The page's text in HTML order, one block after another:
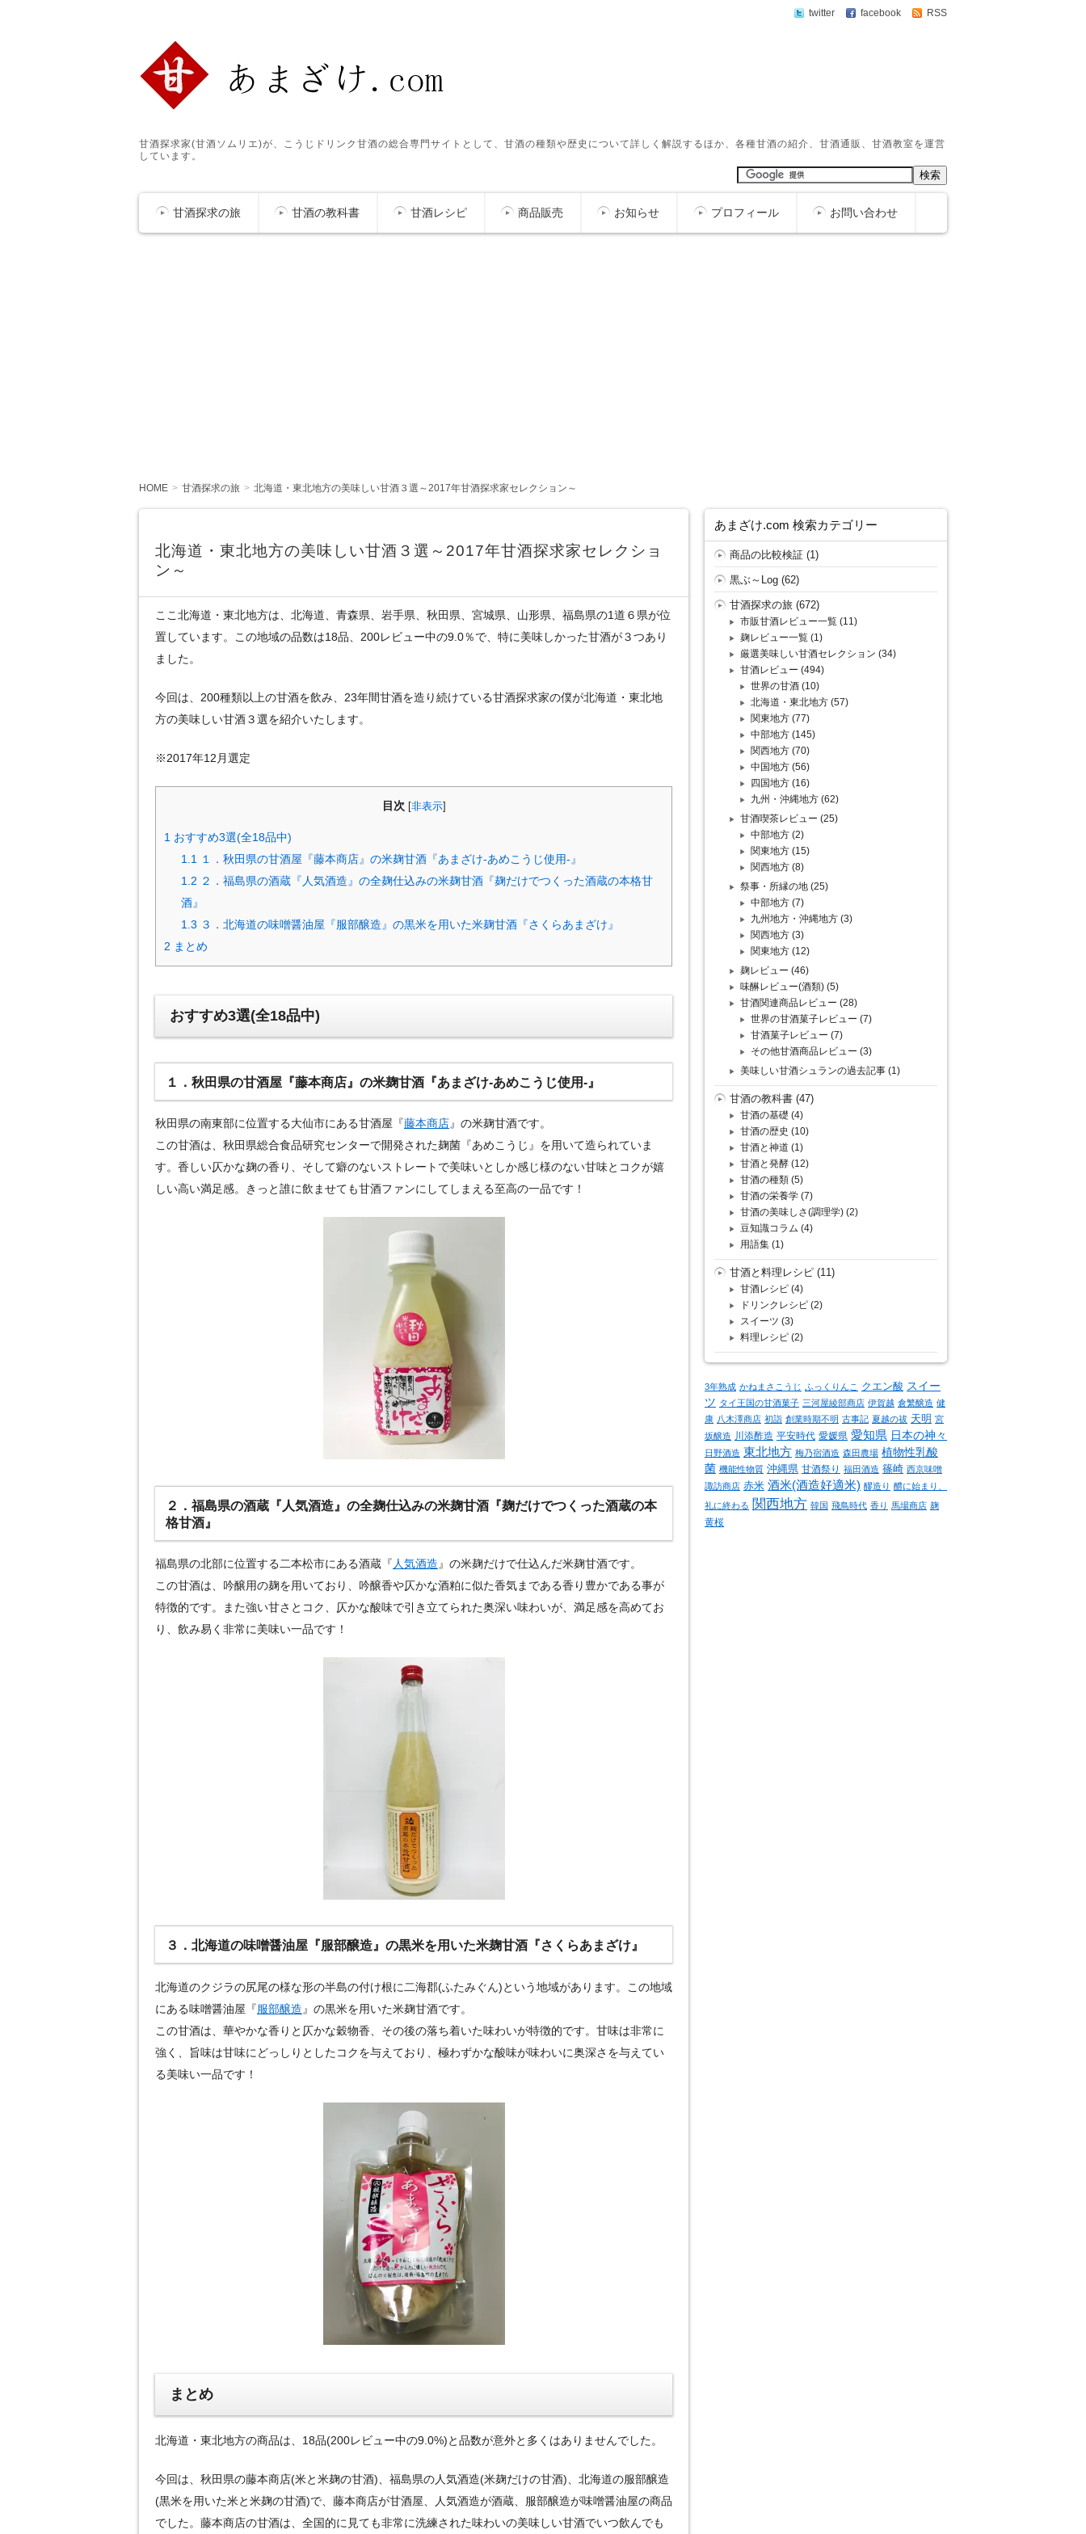
twitter facebook RSS
甘酒探求家(甘酒ソムリエ)が、こうじドリンク甘酒の総合専門サイトとして、甘酒の種類や歴史について詳しく解説するほか、各種甘酒の紹介、甘酒通販、甘酒教室を運営
しています。
甘酒探求の旅 甘酒の教科書 甘酒レシピ 商品販売 お知らせ プロフィール お問い合わせ
HOME 甘酒探求の旅 北海道・東北地方の美味しい甘酒３選～2017年甘酒探求家セレクション～
北海道・東北地方の美味しい甘酒３選～2017年甘酒探求家セレクショ
ン～
ここ北海道・東北地方は、北海道、青森県、岩手県、秋田県、宮城県、山形県、福島県の1道６県が位
置しています。この地域の品数は18品、200レビュー中の9.0％で、特に美味しかった甘酒が３つあり
ました。
今回は、200種類以上の甘酒を飲み、23年間甘酒を造り続けている甘酒探求家の僕が北海道・東北地
方の美味しい甘酒３選を紹介いたします。
※2017年12月選定
目次 [非表示]
1 おすすめ3選(全18品中)
1.1
１．秋田県の甘酒屋『藤本商店』の米麹甘酒『あまざけ-あめこうじ使用-』
1.2 ２．福島県の酒蔵『人気酒造』の全麹仕込みの米麹甘酒『麹だけでつくった酒蔵の本格甘
酒』
1.3 ３．北海道の味噌醤油屋『服部醸造』の黒米を用いた米麹甘酒『さくらあまざけ』
2 まとめ
おすすめ3選(全18品中)
１．秋田県の甘酒屋『藤本商店』の米麹甘酒『あまざけ-あめこうじ使用-』
秋田県の南東部に位置する大仙市にある甘酒屋『藤本商店』の米麹甘酒です。
この甘酒は、秋田県総合食品研究センターで開発された麹菌『あめこうじ』を用いて造られていま
す。香しい仄かな麹の香り、そして癖のないストレートで美味いとしか感じ様のない甘味とコクが嬉
しい高い満足感。きっと誰に飲ませても甘酒ファンにしてしまえる至高の一品です！
２．福島県の酒蔵『人気酒造』の全麹仕込みの米麹甘酒『麹だけでつくった酒蔵の本
格甘酒』
福島県の北部に位置する二本松市にある酒蔵『 人気酒造 』の米麹だけで仕込んだ米麹甘酒です。
この甘酒は、吟醸用の麹を用いており、吟醸香や仄かな酒粕に似た香気まである香り豊かである事が
特徴的です。また強い甘さとコク、仄かな酸味で引き立てられた奥深い味わいが、満足感を高めてお
り、飲み易く非常に美味い一品です！
３．北海道の味噌醤油屋『服部醸造』の黒米を用いた米麹甘酒『さくらあまざけ』
北海道のクジラの尻尾の様な形の半島の付け根に二海郡(ふたみぐん)という地域があります。この地域
にある味噌醤油屋『服部醸造 』の黒米を用いた米麹甘酒です。
この甘酒は、華やかな香りと仄かな穀物香、その後の落ち着いた味わいが特徴的です。甘味は非常に
強く、旨味は甘味にどっしりとしたコクを与えており、極わずかな酸味が味わいに奥深さを与えてい
る美味い一品です！
まとめ
北海道・東北地方の商品は、18品(200レビュー中の9.0%)と品数が意外と多くはありませんでした。
今回は、秋田県の藤本商店(米と米麹の甘酒)、福島県の人気酒造(米麹だけの甘酒)、北海道の服部醸造
(黒米を用いた米と米麹の甘酒)で、藤本商店が甘酒屋、人気酒造が酒蔵、服部醸造が味噌醤油屋の商品
でした。藤本商店の甘酒は、全国的に見ても非常に洗練された味わいの美味しい甘酒でいつ飲んでも
あまざけ.com 検索カテゴリー
商品の比較検証 (1)
黒ぶ～Log (62)
甘酒探求の旅 (672)
市販甘酒レビュー一覧 (11)
麹レビュー一覧 (1)
厳選美味しい甘酒セレクション (34)
甘酒レビュー (494)
世界の甘酒 (10)
北海道・東北地方 (57)
関東地方 (77)
中部地方 (145)
関西地方 (70)
中国地方 (56)
四国地方 (16)
九州・沖縄地方 (62)
甘酒喫茶レビュー (25)
中部地方 (2)
関東地方 (15)
関西地方 (8)
祭事・所縁の地 (25)
中部地方 (7)
九州地方・沖縄地方 (3)
関西地方 (3)
関東地方 (12)
麹レビュー (46)
味醂レビュー(酒類) (5)
甘酒関連商品レビュー (28)
世界の甘酒菓子レビュー (7)
甘酒菓子レビュー (7)
その他甘酒商品レビュー (3)
美味しい甘酒シュランの過去記事 (1)
甘酒の教科書 (47)
甘酒の基礎 (4)
甘酒の歴史 (10)
甘酒と神道 (1)
甘酒と発酵 (12)
甘酒の種類 (5)
甘酒の栄養学 (7)
甘酒の美味しさ(調理学) (2)
豆知識コラム (4)
用語集 (1)
甘酒と料理レシピ (11)
甘酒レシピ (4)
ドリンクレシピ (2)
スイーツ (3)
料理レシピ (2)
3年熟成 かねまさこうじ ふっくりんこ クエン酸 スイー
ツ タイ王国の甘酒菓子 三河屋綾部商店 伊賀越 倉繁醸造 健
康 八木澤商店 初詣 創業時期不明 古事記 夏越の祓 天明 宮
坂醸造 川添酢造 平安時代 愛媛県 愛知県 日本の神々
日野酒造 東北地方 梅乃宿酒造 森田農場 植物性乳酸
菌 機能性物質 沖縄県 甘酒祭り 福田酒造 篠崎 西京味噌
諏訪商店 赤米 酒米(酒造好適米) 醪造り 醴に始まり、
礼に終わる 関西地方 韓国 飛鳥時代 香り 馬場商店 麹
黄桜